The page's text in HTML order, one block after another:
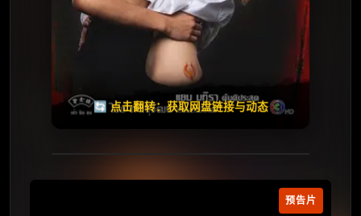
🔄 点击翻转：获取网盘链接与动态
失效请反馈
🧧️
预告片